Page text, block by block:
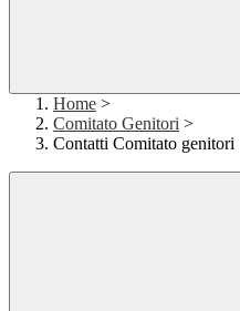
Home >
Comitato Genitori >
Contatti Comitato genitori